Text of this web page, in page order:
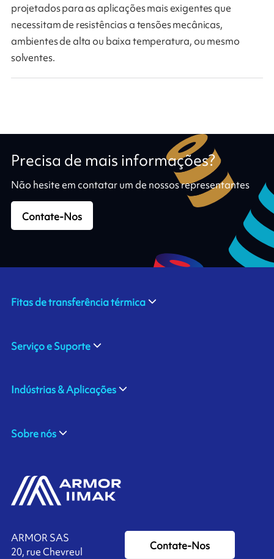
projetados para as aplicações mais exigentes que
necessitam de resistências a tensões mecânicas,
ambientes de alta ou baixa temperatura, ou mesmo
solventes.
Precisa de mais informações?
Não hesite em contatar um de nossos representantes
Contate-Nos
ARMOR SAS
20, rue Chevreul
Contate-Nos
Fitas de transferência térmica
Serviço e Suporte
Indústrias & Aplicações
Sobre nós